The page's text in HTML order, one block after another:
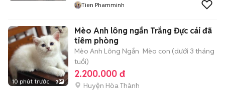
Tien Phamminh
10 phút trước 3
Mèo Anh lông ngắn Trắng Đực cái đã
tiêm phòng
Mèo Anh Lông Ngắn Mèo con (dưới 3 tháng
tuổi)
2.200.000 đ
Huyện Hòa Thành